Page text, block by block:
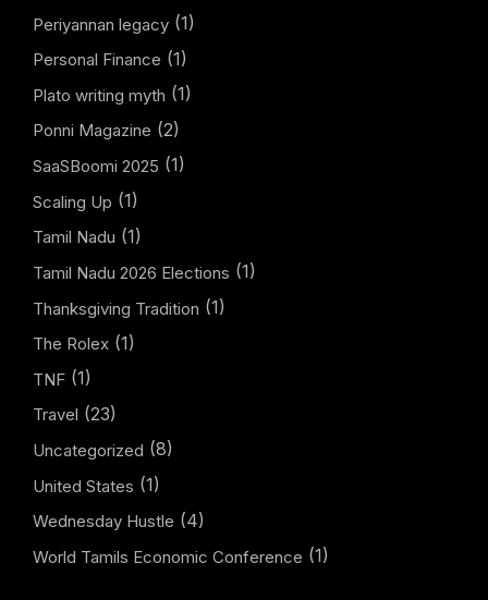
Periyannan legacy (1)
Personal Finance (1)
Plato writing myth (1)
Ponni Magazine (2)
SaaSBoomi 2025 (1)
Scaling Up (1)
Tamil Nadu (1)
Tamil Nadu 2026 Elections (1)
Thanksgiving Tradition (1)
The Rolex (1)
TNF (1)
Travel (23)
Uncategorized (8)
United States (1)
Wednesday Hustle (4)
World Tamils Economic Conference (1)